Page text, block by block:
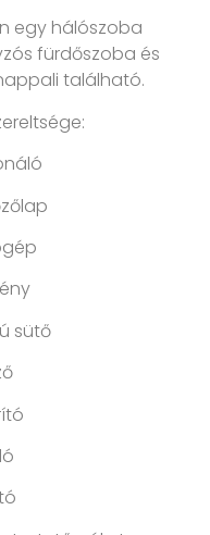
egy hálószoba
fürdőszoba és
található.
sütő